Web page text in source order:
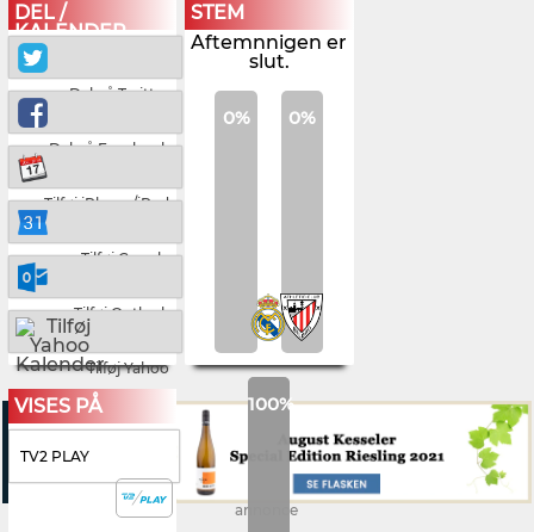
DEL /
KALENDER
Del på Twitter
Del på Facebook
Tilføj iPhone/iPad
Tilføj Google
Tilføj Outlook
Tilføj Yahoo
STEM
Aftemnnigen er
slut.
0% 0%
100%
VISES PÅ
TV2 PLAY
annonce